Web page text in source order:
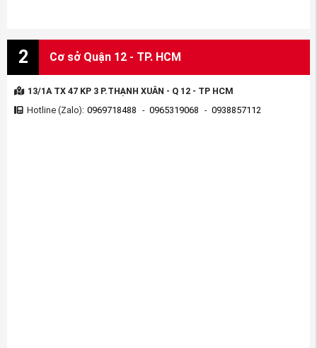
2 Cơ sở Quận 12 - TP. HCM
13/1A TX 47 KP 3 P.THẠNH XUÂN - Q 12 - TP HCM
Hotline (Zalo): 0969718488 - 0965319068 - 0938857112